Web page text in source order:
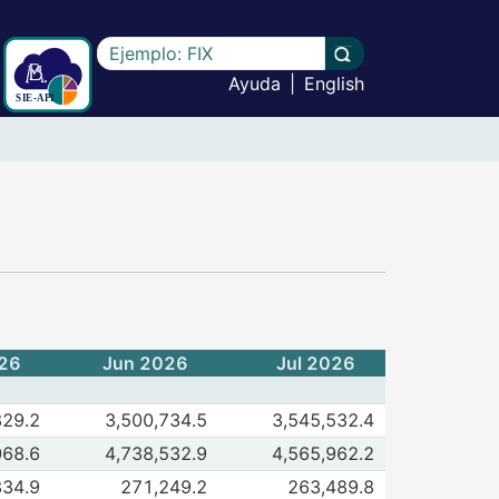
Escriba el texto a buscar
Llevar a cabo la
Ayuda
English
Jun 2026
Jul 2026
de (A) Base Monetaria (Millones de Pesos)
Jul 20263,500,734.5 3,545,532.4
de (B) Activos Internacionales Netos (Millones de Pesos)
Jul 20264,738,532.9 4,565,962.2
de Activos Internacionales Netos (Millones de Dólares de
Jul 2026271,249.2 263,489.8